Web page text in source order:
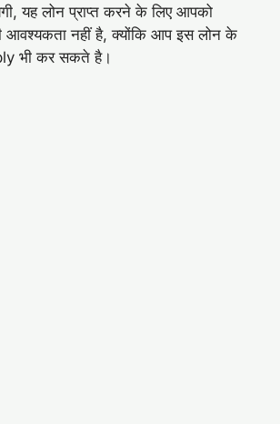
यह लोन प्राप्त करने के लिए आपको
आवश्यकता नहीं है, क्योंकि आप इस लोन के
भी कर सकते है।